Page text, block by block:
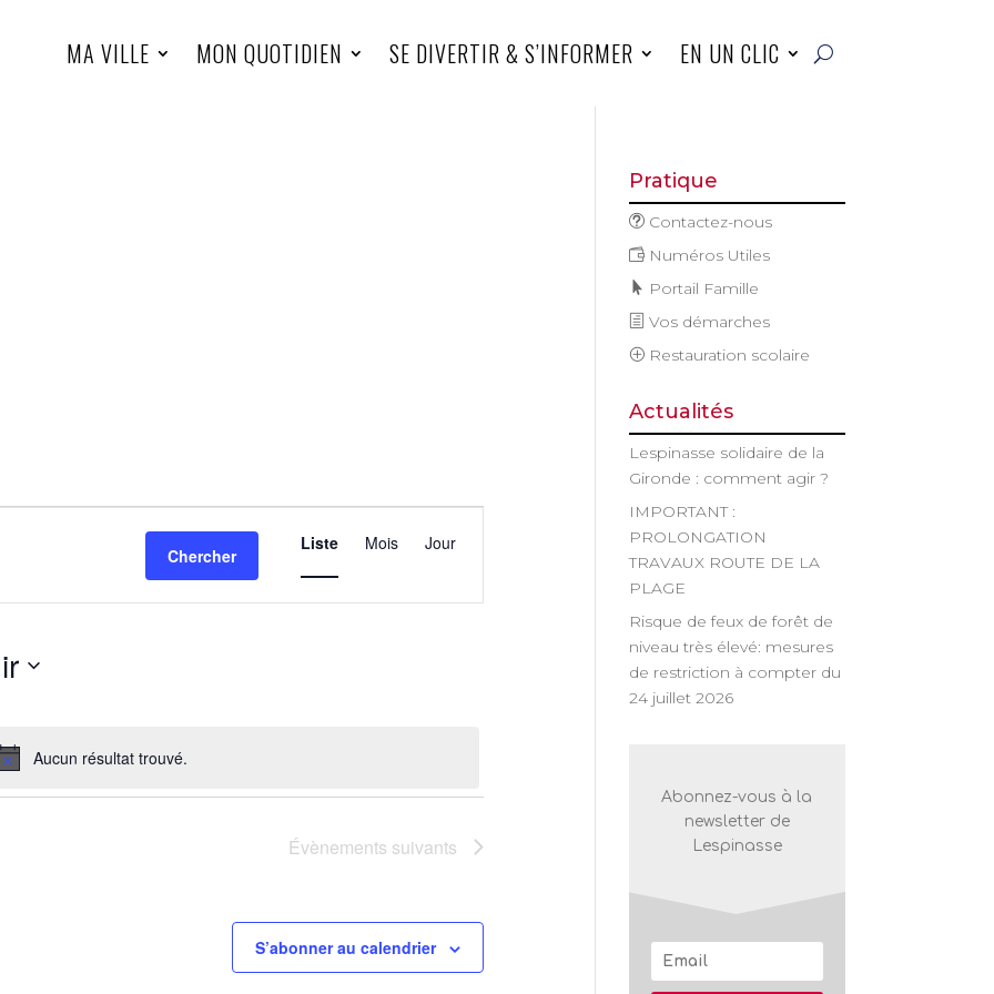
MA VILLE MON QUOTIDIEN SE DIVERTIR & S’INFORMER EN UN CLIC
Notice
Aucun résultat trouvé.
Chercher
de
Liste Mois Jour
Évènements suivants
S’abonner au calendrier
Pratique
Contactez-nous
Numéros Utiles
Portail Famille
Vos démarches
Restauration scolaire
Actualités
Lespinasse solidaire de la
Gironde : comment agir ?
IMPORTANT :
PROLONGATION
TRAVAUX ROUTE DE LA
PLAGE
Risque de feux de forêt de
niveau très élevé: mesures
de restriction à compter du
24 juillet 2026
Abonnez-vous à la
newsletter de
Lespinasse